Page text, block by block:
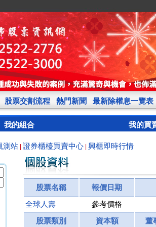
股票交割流程 熱門新聞 最新除權息一覽表
我的組合 我的買
測站 證券櫃檯買賣中心 興櫃即時行情
股票名稱 報價日期
全球人壽 參考價格
股票類別 資本額 董